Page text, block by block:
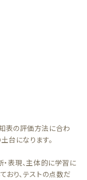
表の評価方法に合わ
台になります。
・表現、主体的に学習に
おり、テストの点数だ